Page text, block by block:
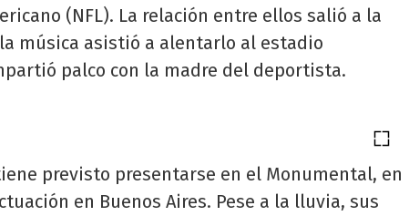
(NFL). La relación entre ellos salió a la
música asistió a alentarlo al estadio
palco con la madre del deportista.
previsto presentarse en el Monumental, en
en Buenos Aires. Pese a la lluvia, sus